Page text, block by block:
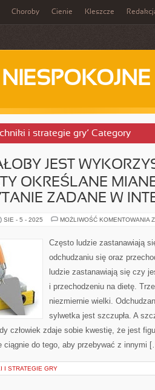
Choroby Cienie Kleszcze
i strategie gry’ Category
JEST
OKREŚLANE
ZADANE W
SIE - 5 - 2025 MOŻLIWOŚĆ KOMENTOWANIA
Często ludzie zastanawiają
odchudzaniu się oraz
ludzie zastanawiają się czy
i przechodzeniu na dietę.
niezmiernie wielki.
sylwetka jest szczupła. A
człowiek zdaje sobie kwestię, że jest
ciągnie do tego, aby przebywać z innymi
I STRATEGIE GRY